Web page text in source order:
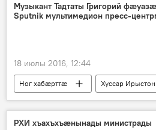
Музыкант Тадтаты Григорий
Sputnik мультимедион пресс-
18 июлы 2016, 12:44
Ног хабӕрттӕ Хуссар
РХИ хъахъхъӕнынады министрады